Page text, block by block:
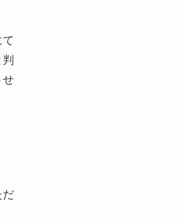
せ